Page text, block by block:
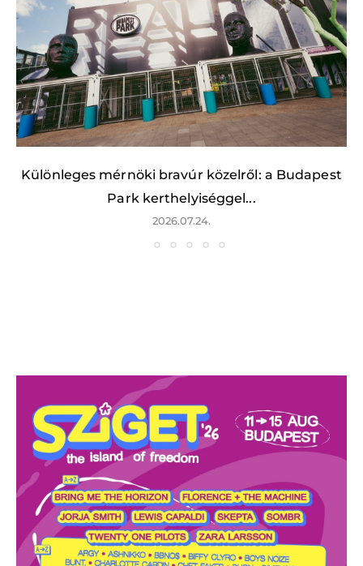
Különleges mérnöki bravúr közelről: a Budapest
Park kerthelyiséggel...
2026.07.24.